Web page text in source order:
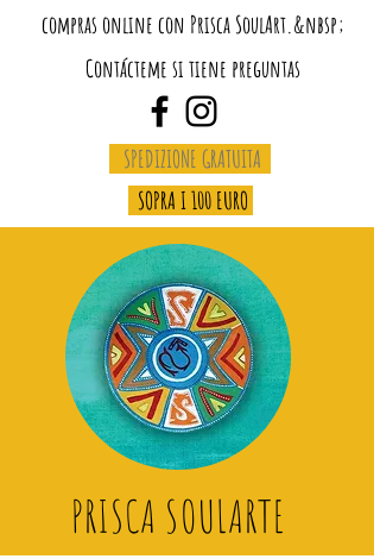
SPEDIZIONE GRATUITA
PRISCA SOULARTE
compras online con Prisca SoulArt.&nbsp;
Contácteme si tiene preguntas
SOPRA I 100 EURO